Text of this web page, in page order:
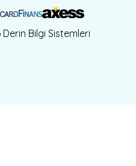
Bilgi Sistemleri